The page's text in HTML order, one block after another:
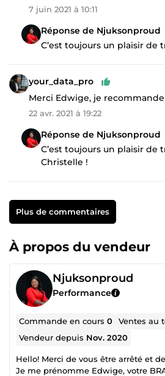
7 juin 2021 à 10:11
Réponse de Njuksonproud
C’est toujours un plaisir de
your_data_pro
Merci Edwige, je recommande
22 avr. 2021 à 19:22
Réponse de Njuksonproud
C’est toujours un plaisir de
Christelle !
Plus de commentaires
À propos du vendeur
Njuksonproud
Performance
Commande en cours0 Ventes au
Vendeur depuis Nov. 2020
Hello! Merci de vous être arrêté et
Je me prénomme Edwige, votre